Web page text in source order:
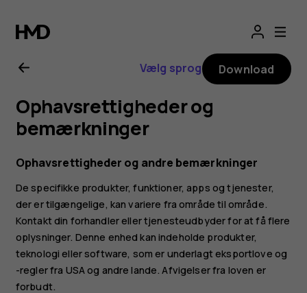
Brugervejledning
til
Nokia
6.2
Vælg sprog Download
Ophavsrettigheder og
bemærkninger
Ophavsrettigheder og andre bemærkninger
De specifikke produkter, funktioner, apps og tjenester,
der er tilgængelige, kan variere fra område til område.
Kontakt din forhandler eller tjenesteudbyder for at få flere
oplysninger. Denne enhed kan indeholde produkter,
teknologi eller software, som er underlagt eksportlove og
-regler fra USA og andre lande. Afvigelser fra loven er
forbudt.